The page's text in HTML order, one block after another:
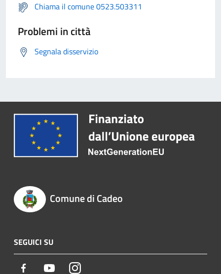
Chiama il comune 0523.503311
Problemi in città
Segnala disservizio
Comune di Cadeo
SEGUICI SU
Facebook YoutubeInstagram